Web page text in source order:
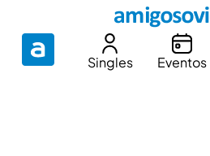
Singles Eventos